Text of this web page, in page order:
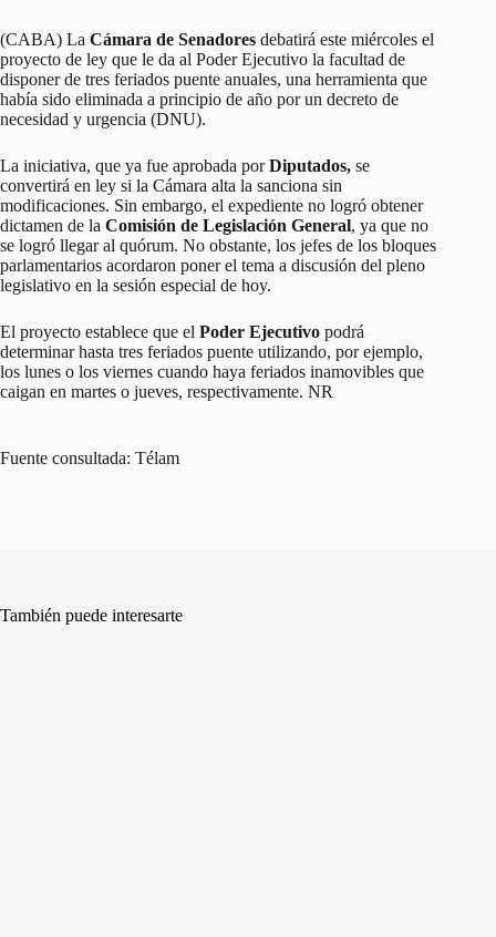
(CABA) La Cámara de Senadores debatirá este miércoles el
proyecto de ley que le da al Poder Ejecutivo la facultad de
disponer de tres feriados puente anuales, una herramienta que
había sido eliminada a principio de año por un decreto de
necesidad y urgencia (DNU).
La iniciativa, que ya fue aprobada porDiputados, se
convertirá en ley si la Cámara alta la sanciona sin
modificaciones. Sin embargo, el expediente no logró obtener
dictamen de la Comisión de Legislación General, ya que no
se logró llegar al quórum. No obstante, los jefes de los bloques
parlamentarios acordaron poner el tema a discusión del pleno
legislativo en la sesión especial de hoy.
El proyecto establece que el Poder Ejecutivo podrá
determinar hasta tres feriados puente utilizando, por ejemplo,
los lunes o los viernes cuando haya feriados inamovibles que
caigan en martes o jueves, respectivamente. NR
Fuente consultada: Télam
También puede interesarte